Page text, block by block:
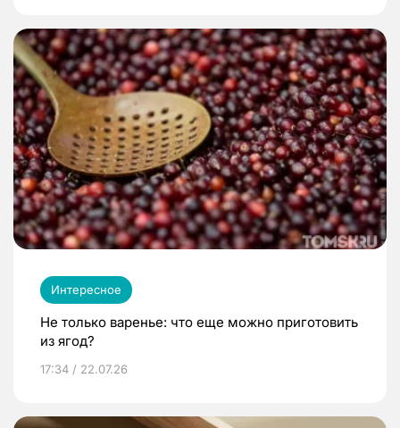
Интересное
Не только варенье: что еще можно приготовить
из ягод?
17:34 / 22.07.26